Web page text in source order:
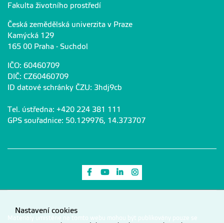
Fakulta životního prostředí
Česká zemědělská univerzita v Praze
Kamýcká 129
165 00 Praha - Suchdol
IČO: 60460709
DIČ: CZ60460709
ID datové schránky ČZU: 3hdj9cb
Tel. ústředna: +420 224 381 111
GPS souřadnice: 50.129976, 14.373707
Odkaz na Facebook
Odkaz na Youtube
Odkaz na LinkedIn
Materiály umístěné na tomto webu mohou být publikovány pouze se
Nastavení cookies